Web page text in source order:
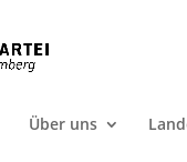
Über uns